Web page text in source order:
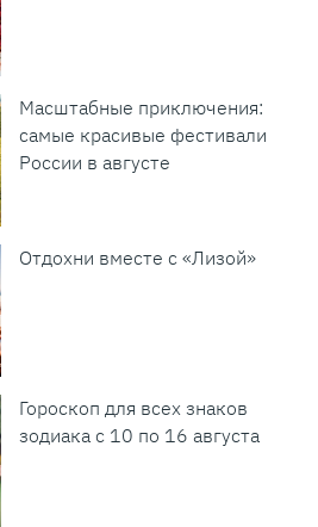
Масштабные приключения:
самые красивые фестивали
России в августе
Отдохни вместе с «Лизой»
Гороскоп для всех знаков
зодиака с 10 по 16 августа